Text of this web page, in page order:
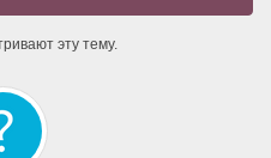
эту тему.